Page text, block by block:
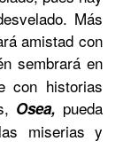
Más
amistad con
sembrará en
con historias
Osea, pueda
miserias y